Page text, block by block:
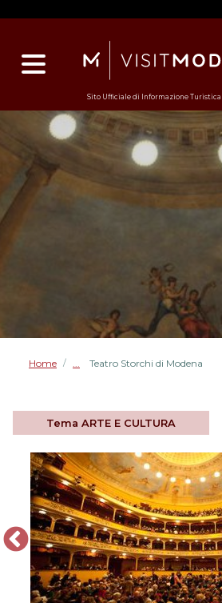
Sito Ufficiale di Informazione Turistica
Home / Teatro Storchi di Modena
Tema ARTE E CULTURA